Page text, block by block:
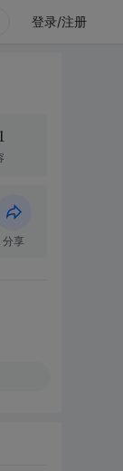
登录/注册
分享